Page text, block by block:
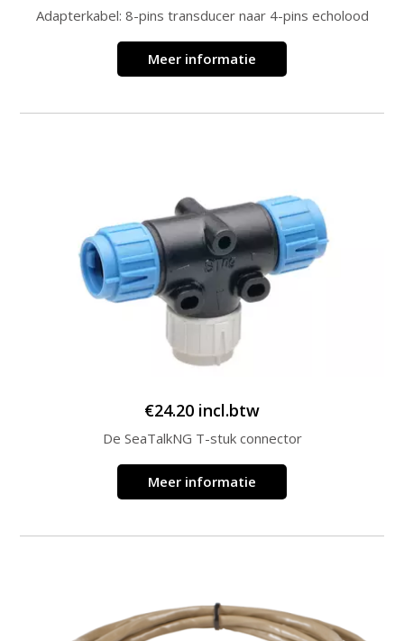
Adapterkabel: 8-pins transducer naar 4-pins echolood
Meer informatie
€24.20 incl.btw
De SeaTalkNG T-stuk connector
Meer informatie